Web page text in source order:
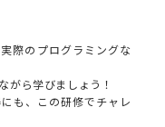
際のプログラミングな
がら学びましょう！
も、この研修でチャレ